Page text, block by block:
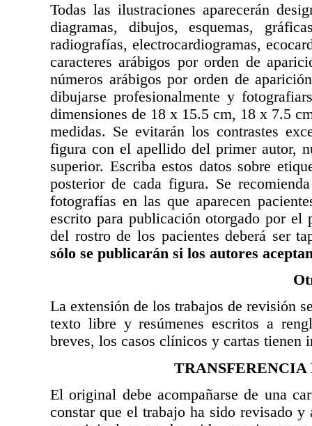
Todas las ilustraciones aparecerán
diagramas, dibujos, esquemas,
radiografías, electrocardiogramas,
caracteres arábigos por orden de
números arábigos por orden de
dibujarse profesionalmente y
dimensiones de 18 x 15.5 cm, 18 x 7.5
medidas. Se evitarán los contrastes
figura con el apellido del primer autor,
superior. Escriba estos datos sobre
posterior de cada figura. Se
fotografías en las que aparecen
escrito para publicación otorgado por el
del rostro de los pacientes deberá ser
sólo se publicarán si los autores
La extensión de los trabajos de revisión
texto libre y resúmenes escritos a
breves, los casos clínicos y cartas tienen
TRANSFERENCIA
El original debe acompañarse de una
constar que el trabajo ha sido revisado